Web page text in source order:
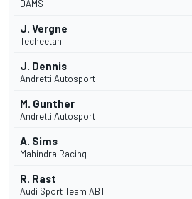
DAMS
J. Vergne
Techeetah
J. Dennis
Andretti Autosport
M. Gunther
Andretti Autosport
A. Sims
Mahindra Racing
R. Rast
Audi Sport Team ABT